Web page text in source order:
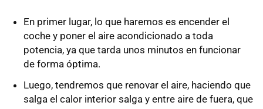
En primer lugar, lo que haremos es encender el
coche y poner el aire acondicionado a toda
potencia, ya que tarda unos minutos en funcionar
de forma óptima.
Luego, tendremos que renovar el aire, haciendo que
salga el calor interior salga y entre aire de fuera, que